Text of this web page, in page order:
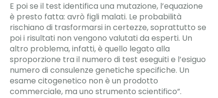
E poi se il test identifica una mutazione, l’equazione
è presto fatta: avrò figli malati. Le probabilità
rischiano di trasformarsi in certezze, soprattutto se
poi i risultati non vengono valutati da esperti. Un
altro problema, infatti, è quello legato alla
sproporzione tra il numero di test eseguiti e l’esiguo
numero di consulenze genetiche specifiche. Un
esame citogenetico non è un prodotto
commerciale, ma uno strumento scientifico”.